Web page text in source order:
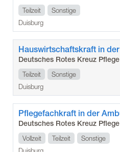
Teilzeit
Sonstige
Duisburg
Teilzeit
Sonstige
Duisburg
Vollzeit
Teilzeit
Sonstige